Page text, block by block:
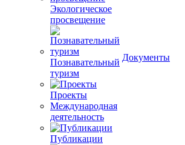
Экологическое
просвещение
Познавательный
туризм
Проекты
Международная
деятельность
Публикации
Документы